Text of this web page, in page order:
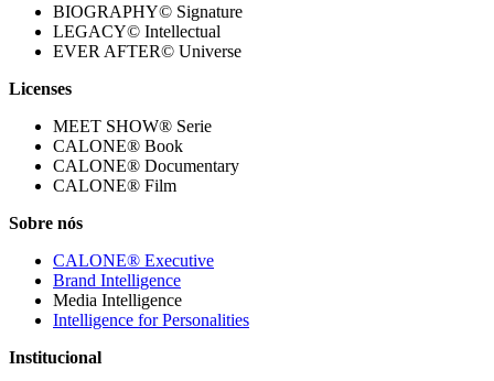
BIOGRAPHY© Signature
LEGACY© Intellectual
EVER AFTER© Universe
Licenses
MEET SHOW® Serie
CALONE® Book
CALONE® Documentary
CALONE® Film
Sobre nós
CALONE® Executive
Brand Intelligence
Media Intelligence
Intelligence for Personalities
Institucional